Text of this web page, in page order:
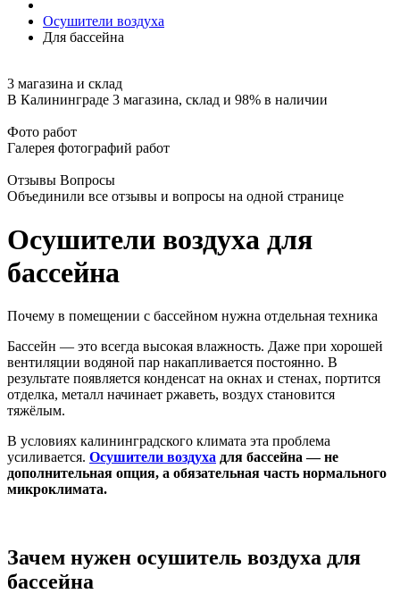
Осушители воздуха
Для бассейна
3 магазина и склад
В Калининграде 3 магазина, склад и 98% в наличии
Фото работ
Галерея фотографий работ
Отзывы Вопросы
Объединили все отзывы и вопросы на одной странице
Осушители воздуха для
бассейна
Почему в помещении с бассейном нужна отдельная техника
Бассейн — это всегда высокая влажность. Даже при хорошей
вентиляции водяной пар накапливается постоянно. В
результате появляется конденсат на окнах и стенах, портится
отделка, металл начинает ржаветь, воздух становится
тяжёлым.
В условиях калининградского климата эта проблема
усиливается. Осушители воздуха для бассейна — не
дополнительная опция, а обязательная часть нормального
микроклимата.
Зачем нужен осушитель воздуха для
бассейна